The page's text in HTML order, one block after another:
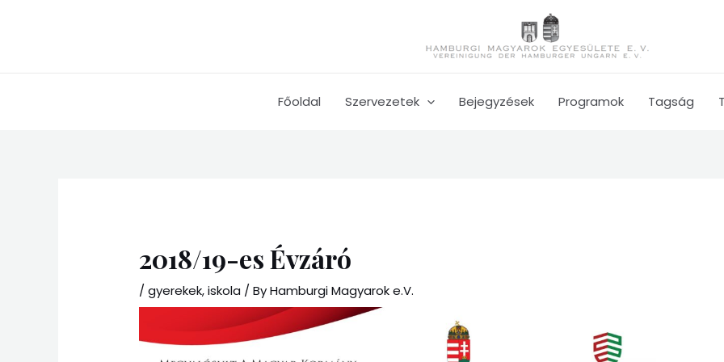
Főoldal Szervezetek Bejegyzések Programok Tagság
2018/19-es Évzáró
/gyerekek,iskola / ByHamburgi Magyarok e.V.